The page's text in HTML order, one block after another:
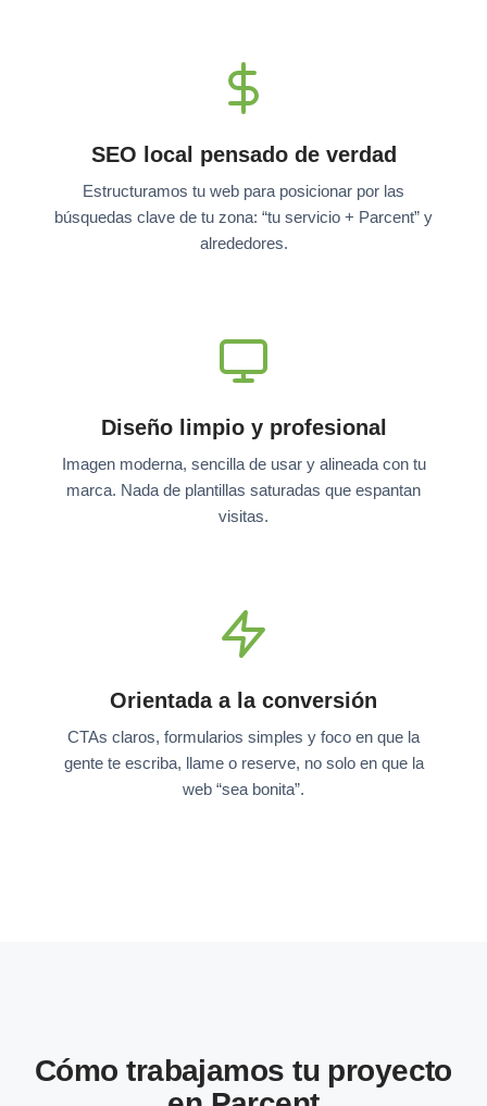
SEO local pensado de verdad
Estructuramos tu web para posicionar por las
búsquedas clave de tu zona: “tu servicio + Parcent” y
alrededores.
Diseño limpio y profesional
Imagen moderna, sencilla de usar y alineada con tu
marca. Nada de plantillas saturadas que espantan
visitas.
Orientada a la conversión
CTAs claros, formularios simples y foco en que la
gente te escriba, llame o reserve, no solo en que la
web “sea bonita”.
Cómo trabajamos tu proyecto